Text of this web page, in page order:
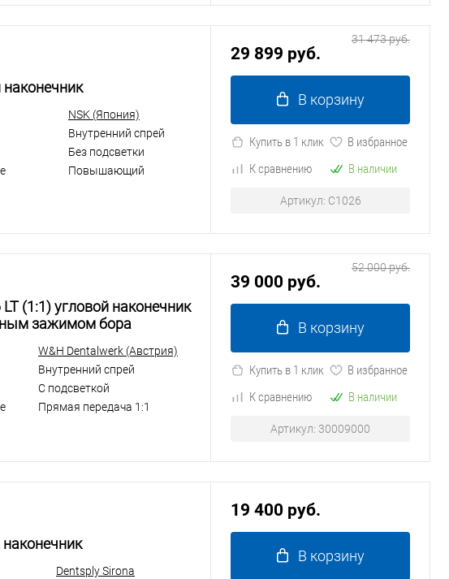
NSK (Япония)
Внутренний спрей
Без подсветки
Повышающий
29 899 руб.
31 473 руб.
В корзину
Купить в 1 клик
В избранное
К сравнению
В наличии
Артикул: C1026
(1:1) угловой наконечник
зажимом бора
W&H Dentalwerk (Австрия)
Внутренний спрей
С подсветкой
Прямая передача 1:1
39 000 руб.
52 000 руб.
В корзину
Купить в 1 клик
В избранное
К сравнению
В наличии
Артикул: 30009000
наконечник
Dentsply Sirona
19 400 руб.
В корзину